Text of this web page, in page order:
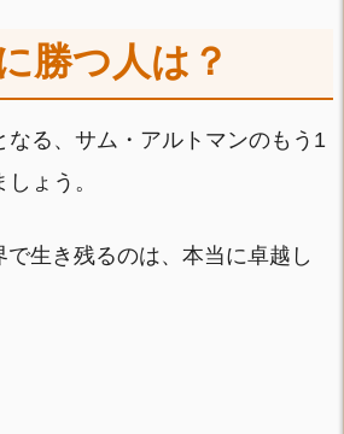
勝つ人は？
なる、サム・アルトマンのもう1
ょう。
で生き残るのは、本当に卓越し